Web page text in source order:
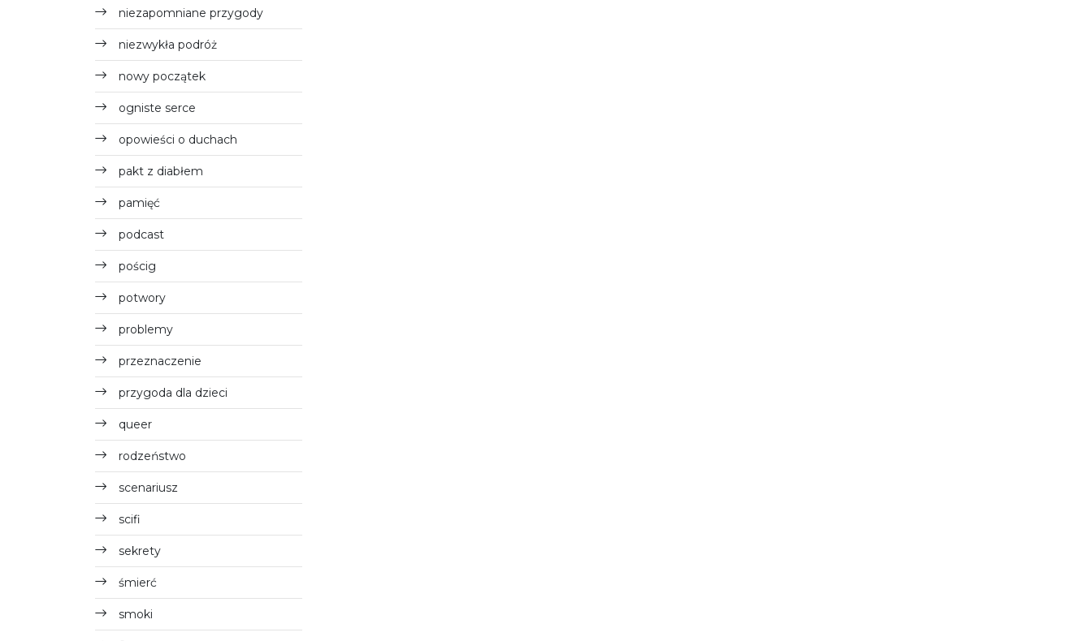
niezapomniane przygody
niezwykła podróż
nowy początek
ogniste serce
opowieści o duchach
pakt z diabłem
pamięć
podcast
pościg
potwory
problemy
przeznaczenie
przygoda dla dzieci
queer
rodzeństwo
scenariusz
scifi
sekrety
śmierć
smoki